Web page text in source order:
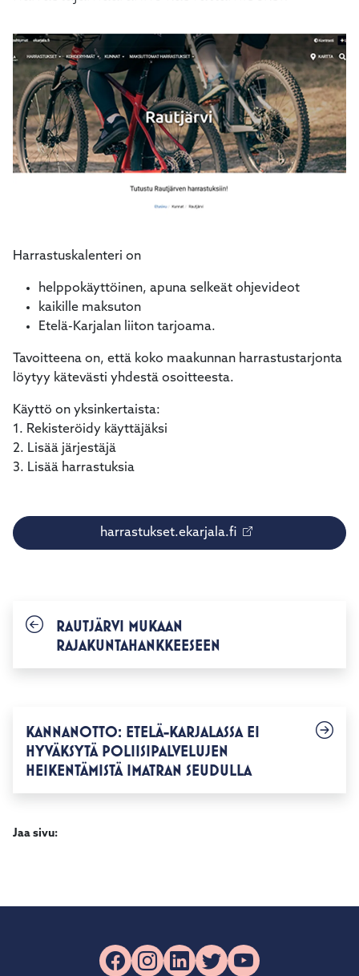
Harrastuskalenteri on
helppokäyttöinen, apuna selkeät ohjevideot
kaikille maksuton
Etelä-Karjalan liiton tarjoama.
Tavoitteena on, että koko maakunnan harrastustarjonta
löytyy kätevästi yhdestä osoitteesta.
Käyttö on yksinkertaista:
1. Rekisteröidy käyttäjäksi
2. Lisää järjestäjä
3. Lisää harrastuksia
harrastukset.ekarjala.fi
RAUTJÄRVI MUKAAN
RAJAKUNTAHANKKEESEEN
KANNANOTTO: ETELÄ-KARJALASSA EI
HYVÄKSYTÄ POLIISIPALVELUJEN
HEIKENTÄMISTÄ IMATRAN SEUDULLA
Jaa sivu:
Facebook
Instagram
LinkedIn
X YouTube